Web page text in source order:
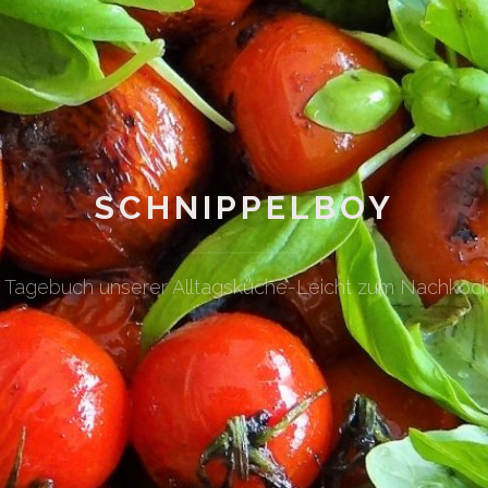
SCHNIPPELBOY
Tagebuch unserer Alltagsküche-Leicht zum